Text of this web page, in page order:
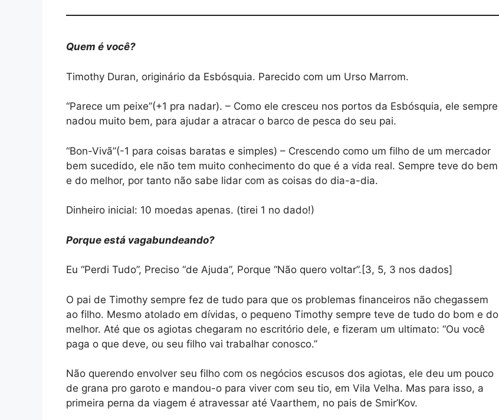
Quem é você?
Timothy Duran, originário da Esbósquia. Parecido com um Urso Marrom.
“Parece um peixe”(+1 pra nadar). – Como ele cresceu nos portos da Esbósquia, ele sempre
nadou muito bem, para ajudar a atracar o barco de pesca do seu pai.
“Bon-Vivã”(-1 para coisas baratas e simples) – Crescendo como um filho de um mercador
bem sucedido, ele não tem muito conhecimento do que é a vida real. Sempre teve do bem
e do melhor, por tanto não sabe lidar com as coisas do dia-a-dia.
Dinheiro inicial: 10 moedas apenas. (tirei 1 no dado!)
Porque está vagabundeando?
Eu “Perdi Tudo”, Preciso “de Ajuda”, Porque “Não quero voltar”.[3, 5, 3 nos dados]
O pai de Timothy sempre fez de tudo para que os problemas financeiros não chegassem
ao filho. Mesmo atolado em dívidas, o pequeno Timothy sempre teve de tudo do bom e do
melhor. Até que os agiotas chegaram no escritório dele, e fizeram um ultimato: “Ou você
paga o que deve, ou seu filho vai trabalhar conosco.”
Não querendo envolver seu filho com os negócios escusos dos agiotas, ele deu um pouco
de grana pro garoto e mandou-o para viver com seu tio, em Vila Velha. Mas para isso, a
primeira perna da viagem é atravessar até Vaarthem, no pais de Smir’Kov.